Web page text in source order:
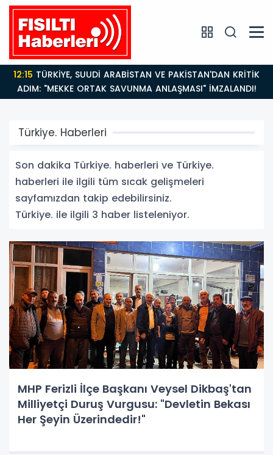
12:15
ADIM: "MEKKE ORTAK SAVUNMA ANLAŞMASI" İMZALANDI!
Türkiye. Haberleri
Son dakika Türkiye. haberleri ve Türkiye.
haberleri ile ilgili tüm sıcak gelişmeleri
sayfamızdan takip edebilirsiniz.
Türkiye. ile ilgili 3 haber listeleniyor.
MHP Ferizli İlçe Başkanı Veysel Dikbaş'tan
Milliyetçi Duruş Vurgusu: "Devletin Bekası
Her Şeyin Üzerindedir!"